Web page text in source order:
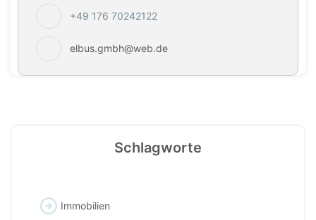
+49 176 70242122
elbus.gmbh@web.de
Schlagworte
Immobilien